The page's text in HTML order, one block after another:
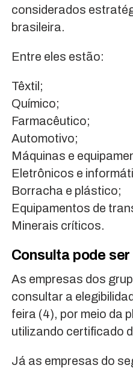
considerados
brasileira.
Entre eles estão:
Têxtil;
Químico;
Farmacêutico;
Automotivo;
Máquinas e
Eletrônicos e
Borracha e plástico;
Equipamentos de
Minerais críticos.
Consulta pode
As empresas dos
consultar a
feira (4), por meio da
utilizando certificado
Já as empresas do